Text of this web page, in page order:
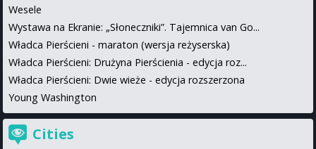
Wesele
Wystawa na Ekranie: „Słoneczniki”. Tajemnica van Go...
Władca Pierścieni - maraton (wersja reżyserska)
Władca Pierścieni: Drużyna Pierścienia - edycja roz...
Władca Pierścieni: Dwie wieże - edycja rozszerzona
Young Washington
Cities